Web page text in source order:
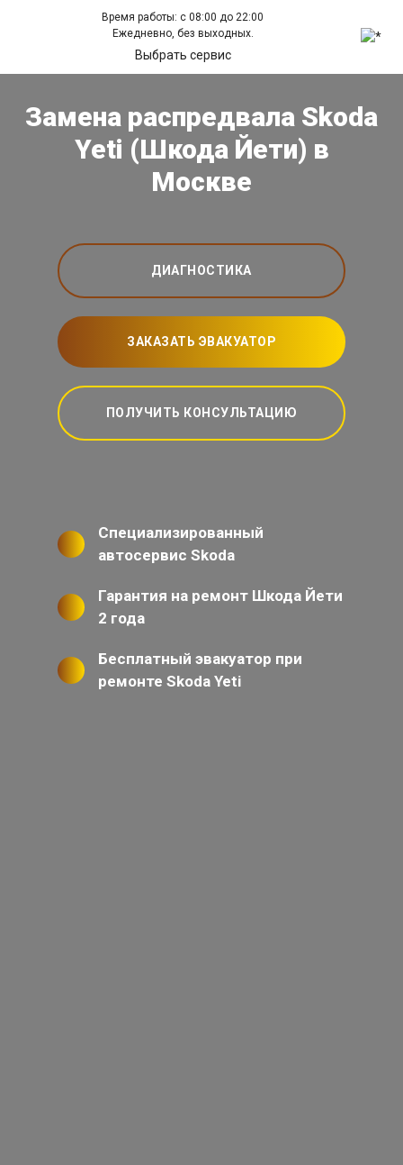
Время работы: с 08:00 до 22:00
Ежедневно, без выходных.
Выбрать сервис
Замена распредвала Skoda
Yeti (Шкода Йети) в
Москве
ДИАГНОСТИКА
ЗАКАЗАТЬ ЭВАКУАТОР
ПОЛУЧИТЬ КОНСУЛЬТАЦИЮ
Специализированный
автосервис Skoda
Гарантия на ремонт Шкода Йети
2 года
Бесплатный эвакуатор при
ремонте Skoda Yeti